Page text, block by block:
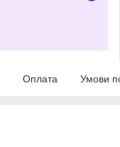
Оплата Умови